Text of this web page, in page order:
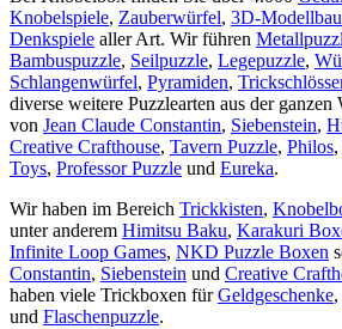
Knobelspiele, Zauberwürfel, 3D-
Denkspiele aller Art. Wir führen
Bambuspuzzle, Seilpuzzle, Legepuzzle,
Schlangenwürfel, Pyramiden,
diverse weitere Puzzlearten aus der ganzen
von Jean Claude Constantin, Siebenstein,
Creative Crafthouse, Tavern Puzzle, Philos,
Toys, Professor Puzzle und Eureka.
Wir haben im Bereich Trickkisten,
unter anderem Himitsu Baku, Karakuri
Infinite Loop Games, NKD Puzzle Boxen
Constantin, Siebenstein und Creative
haben viele Trickboxen fürGeldgeschenke,
und Flaschenpuzzle.